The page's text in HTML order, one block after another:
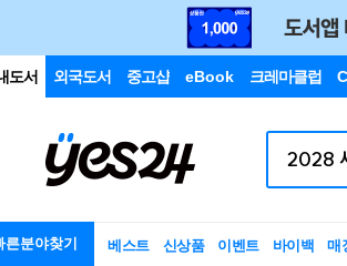
도서 외국도서 중고샵 eBook 크레마클럽
른분야찾기 베스트 신상품 이벤트 바이백 매